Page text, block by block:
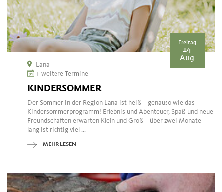
Freitag
14
Aug
Lana
+ weitere Termine
KINDERSOMMER
Der Sommer in der Region Lana ist heiß – genauso wie das
Kindersommerprogramm! Erlebnis und Abenteuer, Spaß und neue
Freundschaften erwarten Klein und Groß – über zwei Monate
lang ist richtig viel ...
MEHR LESEN